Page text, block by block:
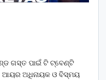
ଗସ୍ତ ପାଇଁ ଟି ଟ୍ବେଣ୍ଟି
ଆୟର ଅଧିନାୟକ ଓ ବିସ୍ମୟ